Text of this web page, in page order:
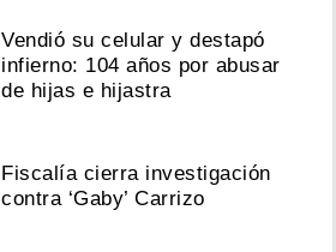
Vendió su celular y destapó
infierno: 104 años por abusar
de hijas e hijastra
Fiscalía cierra investigación
contra ‘Gaby’ Carrizo